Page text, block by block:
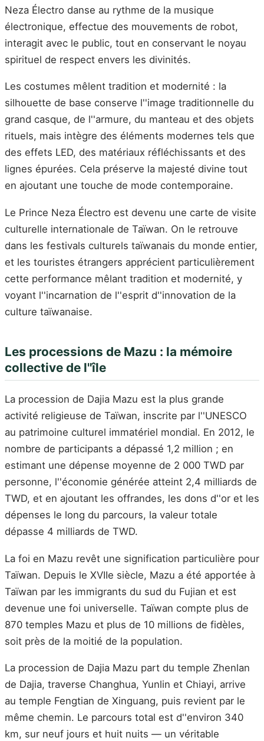
Neza Électro danse au rythme de la musique
électronique, effectue des mouvements de robot,
interagit avec le public, tout en conservant le noyau
spirituel de respect envers les divinités.
Les costumes mêlent tradition et modernité : la
silhouette de base conserve l''image traditionnelle du
grand casque, de l''armure, du manteau et des objets
rituels, mais intègre des éléments modernes tels que
des effets LED, des matériaux réfléchissants et des
lignes épurées. Cela préserve la majesté divine tout
en ajoutant une touche de mode contemporaine.
Le Prince Neza Électro est devenu une carte de visite
culturelle internationale de Taïwan. On le retrouve
dans les festivals culturels taïwanais du monde entier,
et les touristes étrangers apprécient particulièrement
cette performance mêlant tradition et modernité, y
voyant l''incarnation de l''esprit d''innovation de la
culture taïwanaise.
Les processions de Mazu : la mémoire
collective de l''île
La procession de Dajia Mazu est la plus grande
activité religieuse de Taïwan, inscrite par l''UNESCO
au patrimoine culturel immatériel mondial. En 2012, le
nombre de participants a dépassé 1,2 million ; en
estimant une dépense moyenne de 2 000 TWD par
personne, l''économie générée atteint 2,4 milliards de
TWD, et en ajoutant les offrandes, les dons d''or et les
dépenses le long du parcours, la valeur totale
dépasse 4 milliards de TWD.
La foi en Mazu revêt une signification particulière pour
Taïwan. Depuis le XVIIe siècle, Mazu a été apportée à
Taïwan par les immigrants du sud du Fujian et est
devenue une foi universelle. Taïwan compte plus de
870 temples Mazu et plus de 10 millions de fidèles,
soit près de la moitié de la population.
La procession de Dajia Mazu part du temple Zhenlan
de Dajia, traverse Changhua, Yunlin et Chiayi, arrive
au temple Fengtian de Xinguang, puis revient par le
même chemin. Le parcours total est d''environ 340
km, sur neuf jours et huit nuits — un véritable